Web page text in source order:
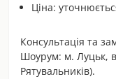
Ціна:
Консультація та
Шоурум: м. Луцьк,
Рятувальників).